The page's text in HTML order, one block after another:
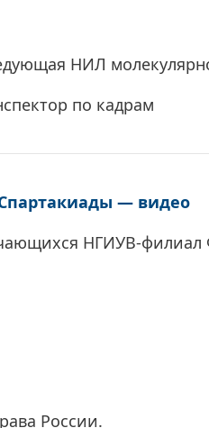
НИЛ
по кадрам
— видео
НГИУВ-
России.